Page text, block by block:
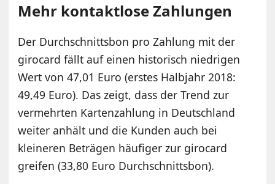
Mehr kontaktlose Zahlungen
Der Durchschnittsbon pro Zahlung mit der
girocard fällt auf einen historisch niedrigen
Wert von 47,01 Euro (erstes Halbjahr 2018:
49,49 Euro). Das zeigt, dass der Trend zur
vermehrten Kartenzahlung in Deutschland
weiter anhält und die Kunden auch bei
kleineren Beträgen häufiger zur girocard
greifen (33,80 Euro Durchschnittsbon).